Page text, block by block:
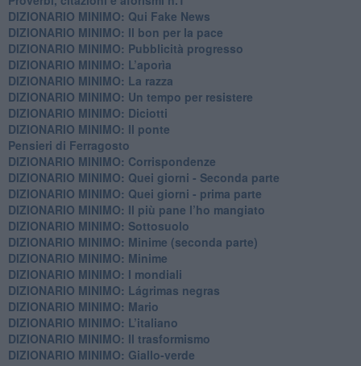
DIZIONARIO MINIMO: Qui Fake News
DIZIONARIO MINIMO: ​Il bon per la pace
DIZIONARIO MINIMO: Pubblicità progresso
DIZIONARIO MINIMO: L’aporìa
DIZIONARIO MINIMO: La razza
DIZIONARIO MINIMO: Un tempo per resistere
DIZIONARIO MINIMO: Diciotti
DIZIONARIO MINIMO: Il ponte
Pensieri di Ferragosto
DIZIONARIO MINIMO: Corrispondenze
DIZIONARIO MINIMO: Quei giorni - Seconda parte
DIZIONARIO MINIMO: Quei giorni - prima parte
DIZIONARIO MINIMO: Il più pane l’ho mangiato
DIZIONARIO MINIMO: Sottosuolo
DIZIONARIO MINIMO: Minime (seconda parte)
DIZIONARIO MINIMO: Minime
DIZIONARIO MINIMO: ​I mondiali
DIZIONARIO MINIMO: ​Lágrimas negras
DIZIONARIO MINIMO: Mario
DIZIONARIO MINIMO: L’italiano
DIZIONARIO MINIMO: Il trasformismo
DIZIONARIO MINIMO: Giallo-verde